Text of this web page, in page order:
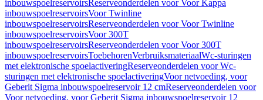
inbouwspoelreservoirsReserveonderdelen voor Voor Kappa
inbouwspoelreservoirsVoor Twinline
inbouwspoelreservoirsReserveonderdelen voor Voor Twinline
inbouwspoelreservoirsVoor 300T
inbouwspoelreservoirsReserveonderdelen voor Voor 300T
inbouwspoelreservoirsToebehorenVerbruiksmateriaalWc-sturingen
met elektronische spoelactiveringReserveonderdelen voor Wc-
sturingen met elektronische spoelactiveringVoor netvoeding, voor
Geberit Sigma inbouwspoelreservoir 12 cmReserveonderdelen voor
Voor netvoeding, voor Geberit Sigma inbouwspoelreservoir 12